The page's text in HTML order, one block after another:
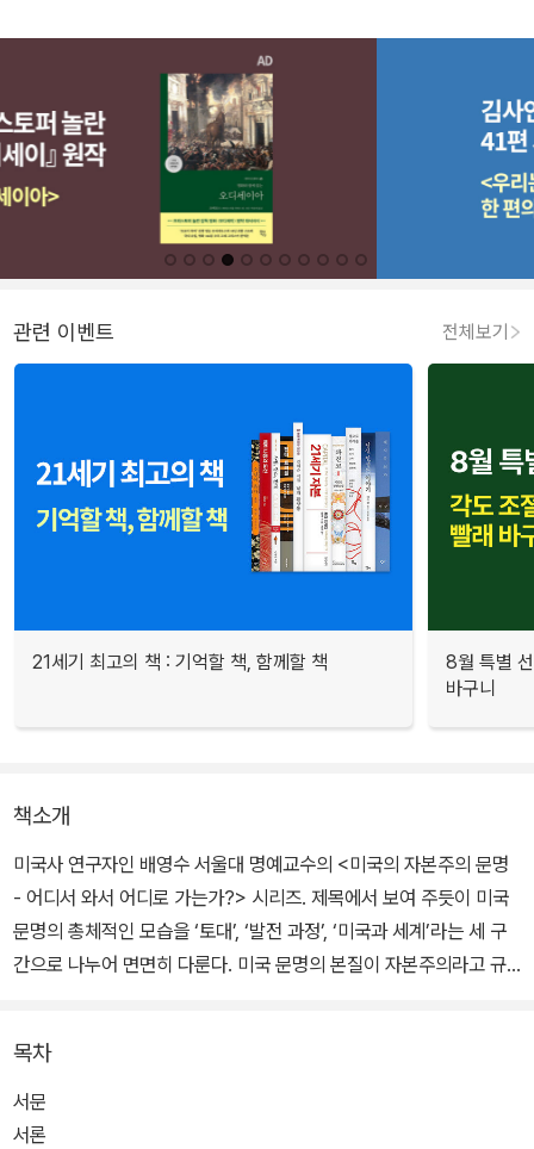
관련 이벤트 전체보기
21세기 최고의 책 : 기억할 책, 함께할 책
8월 특별
바구니
책소개
미국사 연구자인 배영수 서울대 명예교수의 <미국의 자본주의 문명
- 어디서 와서 어디로 가는가?> 시리즈. 제목에서 보여 주듯이 미국
문명의 총체적인 모습을 ‘토대’, ‘발전 과정’, ‘미국과 세계’라는 세 구
간으로 나누어 면면히 다룬다. 미국 문명의 본질이 자본주의라고 규
가게 되는지, 그리고 최강대국 미국을 구성하는 사회구조와 정치체
제, 그리고 국민문화가 어떻게 얽혀 있는지 그 장구한 역사를 세밀히
풀어낸다.
목차
서문
서론